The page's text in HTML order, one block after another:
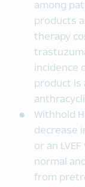
among
products
therapy
incidence
product is
Withhold
decrease
or an
normal
from